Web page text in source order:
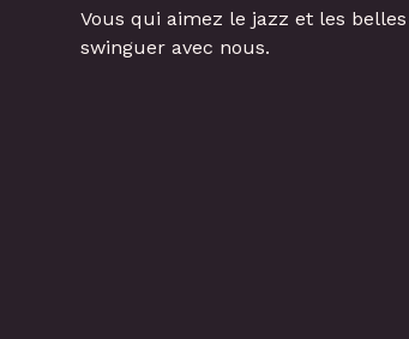
Vous qui aimez le jazz et les
swinguer avec nous.